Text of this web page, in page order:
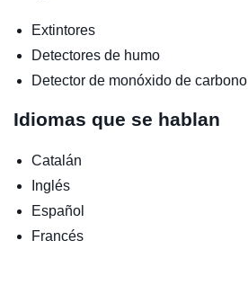
Extintores
Detectores de humo
Detector de monóxido de carbono
Idiomas que se hablan
Catalán
Inglés
Español
Francés